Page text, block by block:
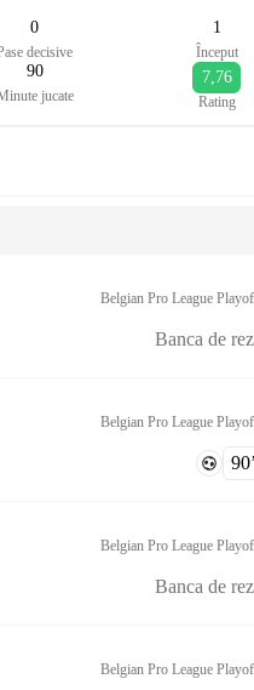
0
decisive
1
Început
90
jucate
7,76
Rating
Banca de
Banca de